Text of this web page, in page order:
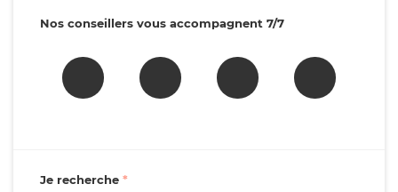
Nos conseillers vous accompagnent 7/7
Je recherche